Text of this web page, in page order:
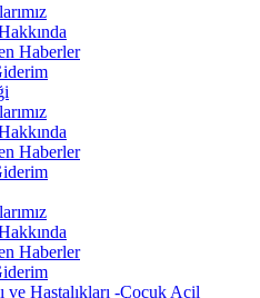
Haberler
Haberler
Haberler
ve Hastalıkları -Çocuk Acil